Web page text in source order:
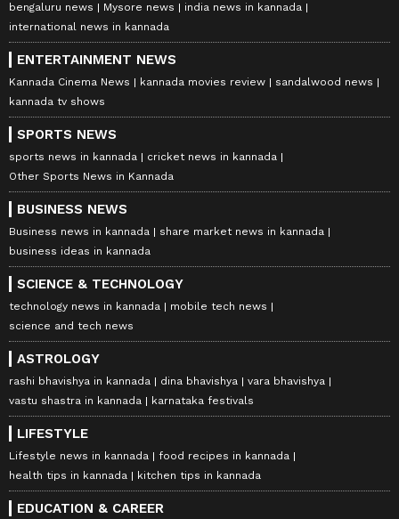
bengaluru news
Mysore news
india news in kannada
international news in kannada
ENTERTAINMENT NEWS
Kannada Cinema News kannada movies review
sandalwood news
kannada tv shows
SPORTS NEWS
sports news in kannada
cricket news in kannada
Other Sports News in Kannada
BUSINESS NEWS
Business news in kannada
share market news in kannada
business ideas in kannada
SCIENCE & TECHNOLOGY
technology news in kannada
mobile tech news
science and tech news
ASTROLOGY
rashi bhavishya in kannada dina bhavishya
vara bhavishya
vastu shastra in kannada
karnataka festivals
LIFESTYLE
Lifestyle news in kannada
food recipes in kannada
health tips in kannada
kitchen tips in kannada
EDUCATION & CAREER